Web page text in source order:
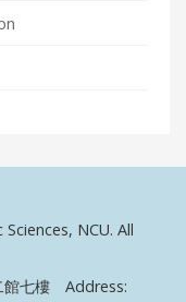
NCU. All
館七樓 Address: